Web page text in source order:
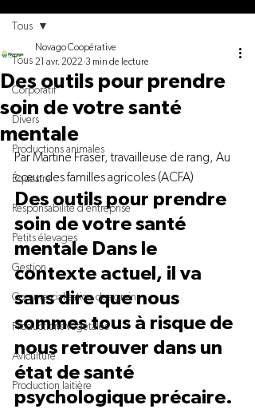
Tous
Corporatif
Divers
Productions animales
Équestre
Responsabilité d'entreprise
Petits élevages
Gestion
Commercialisation des grains
Productions végétales
Aviculture
Production laitière
Tous
Des outils pour prendre
soin de votre santé
mentale
Novago Coopérative
21 avr. 2022 3 min de lecture
Par Martine Fraser, travailleuse de rang, Au
cœur des familles agricoles (ACFA)
Des outils pour prendre
soin de votre santé
mentale Dans le
contexte actuel, il va
sans dire que nous
sommes tous à risque de
nous retrouver dans un
état de santé
psychologique précaire.